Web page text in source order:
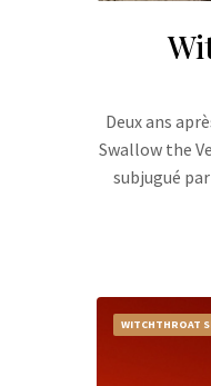
Deux ans
Swallow the
subjugué
WITCHTHROAT